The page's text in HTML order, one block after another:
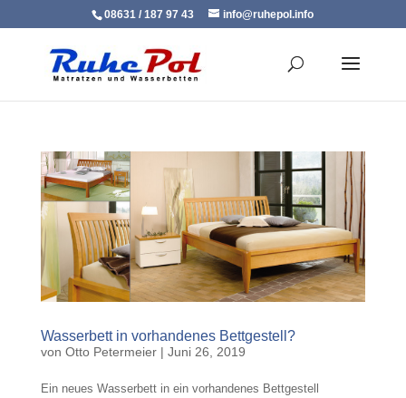
08631 / 187 97 43 info@ruhepol.info
Wasserbett in vorhandenes Bettgestell?
von Otto Petermeier| Juni 26, 2019
Ein neues Wasserbett in ein vorhandenes Bettgestell